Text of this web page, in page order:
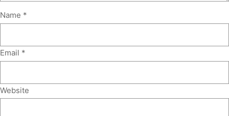
Name *
Email *
Website